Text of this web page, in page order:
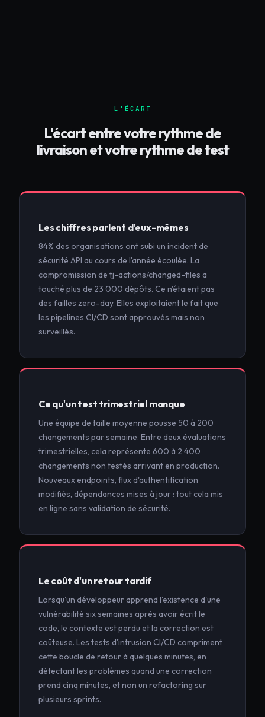
L'ÉCART
L'écart entre votre rythme de
livraison et votre rythme de test
Les chiffres parlent d'eux-mêmes
84% des organisations ont subi un incident de
sécurité API au cours de l'année écoulée. La
compromission de tj-actions/changed-files a
touché plus de 23 000 dépôts. Ce n'étaient pas
des failles zero-day. Elles exploitaient le fait que
les pipelines CI/CD sont approuvés mais non
surveillés.
Ce qu'un test trimestriel manque
Une équipe de taille moyenne pousse 50 à 200
changements par semaine. Entre deux évaluations
trimestrielles, cela représente 600 à 2 400
changements non testés arrivant en production.
Nouveaux endpoints, flux d'authentification
modifiés, dépendances mises à jour : tout cela mis
en ligne sans validation de sécurité.
Le coût d'un retour tardif
Lorsqu'un développeur apprend l'existence d'une
vulnérabilité six semaines après avoir écrit le
code, le contexte est perdu et la correction est
coûteuse. Les tests d'intrusion CI/CD compriment
cette boucle de retour à quelques minutes, en
détectant les problèmes quand une correction
prend cinq minutes, et non un refactoring sur
plusieurs sprints.